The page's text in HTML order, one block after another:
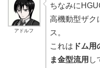
アドルフ
ちなみに
高機動型ザク
ス。
これは ドム
ま金型流用 し